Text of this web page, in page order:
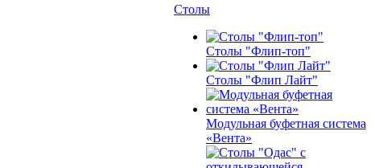
Столы
Столы "Флип-топ"
Столы "Флип Лайт"
Модульная буфетная система
«Вента»